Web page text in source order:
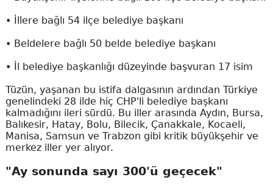
• İllere bağlı 54 ilçe belediye başkanı
• Beldelere bağlı 50 belde belediye başkanı
• İl belediye başkanlığı düzeyinde başvuran 17 isim
Tüzün, yaşanan bu istifa dalgasının ardından Türkiye
genelindeki 28 ilde hiç CHP'li belediye başkanı
kalmadığını ileri sürdü. Bu iller arasında Aydın, Bursa,
Balıkesir, Hatay, Bolu, Bilecik, Çanakkale, Kocaeli,
Manisa, Samsun ve Trabzon gibi kritik büyükşehir ve
merkez iller yer alıyor.
"Ay sonunda sayı 300'ü geçecek"